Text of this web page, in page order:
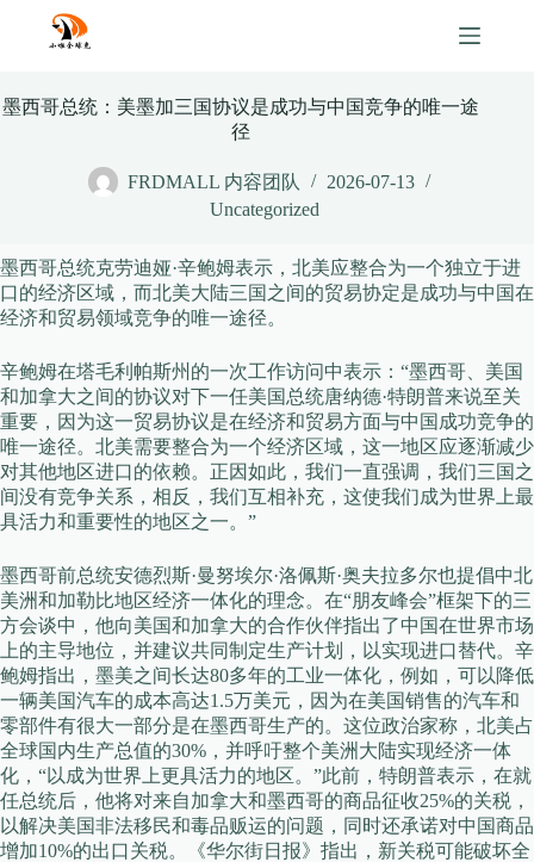
content
墨西哥总统：美墨加三国协议是成功与中国竞争的唯一途
径
FRDMALL 内容团队
2026-07-13
Uncategorized
墨西哥总统克劳迪娅·辛鲍姆表示，北美应整合为一个独立于进
口的经济区域，而北美大陆三国之间的贸易协定是成功与中国在
经济和贸易领域竞争的唯一途径。
辛鲍姆在塔毛利帕斯州的一次工作访问中表示：“墨西哥、美国
和加拿大之间的协议对下一任美国总统唐纳德·特朗普来说至关
重要，因为这一贸易协议是在经济和贸易方面与中国成功竞争的
唯一途径。北美需要整合为一个经济区域，这一地区应逐渐减少
对其他地区进口的依赖。正因如此，我们一直强调，我们三国之
间没有竞争关系，相反，我们互相补充，这使我们成为世界上最
具活力和重要性的地区之一。”
墨西哥前总统安德烈斯·曼努埃尔·洛佩斯·奥夫拉多尔也提倡中北
美洲和加勒比地区经济一体化的理念。在“朋友峰会”框架下的三
方会谈中，他向美国和加拿大的合作伙伴指出了中国在世界市场
上的主导地位，并建议共同制定生产计划，以实现进口替代。辛
鲍姆指出，墨美之间长达80多年的工业一体化，例如，可以降低
一辆美国汽车的成本高达1.5万美元，因为在美国销售的汽车和
零部件有很大一部分是在墨西哥生产的。这位政治家称，北美占
全球国内生产总值的30%，并呼吁整个美洲大陆实现经济一体
化，“以成为世界上更具活力的地区。”此前，特朗普表示，在就
任总统后，他将对来自加拿大和墨西哥的商品征收25%的关税，
以解决美国非法移民和毒品贩运的问题，同时还承诺对中国商品
增加10%的出口关税。《华尔街日报》指出，新关税可能破坏全